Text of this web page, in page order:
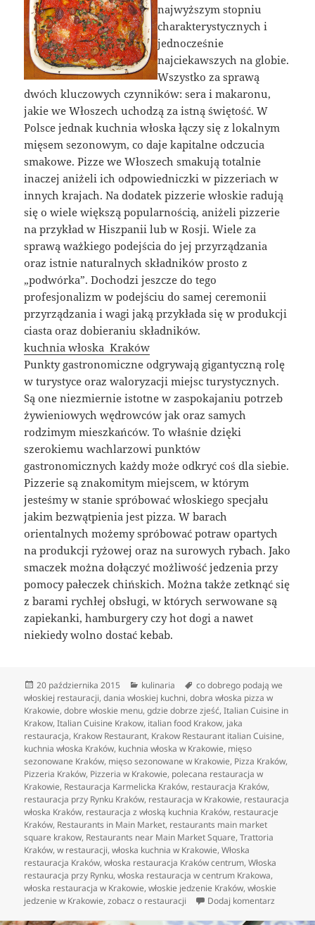
najwyższym stopniu
charakterystycznych i
jednocześnie
najciekawszych na globie.
Wszystko za sprawą
dwóch kluczowych czynników: sera i makaronu,
jakie we Włoszech uchodzą za istną świętość. W
Polsce jednak kuchnia włoska łączy się z lokalnym
mięsem sezonowym, co daje kapitalne odczucia
smakowe. Pizze we Włoszech smakują totalnie
inaczej aniżeli ich odpowiedniczki w pizzeriach w
innych krajach. Na dodatek pizzerie włoskie radują
się o wiele większą popularnością, aniżeli pizzerie
na przykład w Hiszpanii lub w Rosji. Wiele za
sprawą ważkiego podejścia do jej przyrządzania
oraz istnie naturalnych składników prosto z
„podwórka”. Dochodzi jeszcze do tego
profesjonalizm w podejściu do samej ceremonii
przyrządzania i wagi jaką przykłada się w produkcji
ciasta oraz dobieraniu składników.
kuchnia włoska Kraków
Punkty gastronomiczne odgrywają gigantyczną rolę
w turystyce oraz waloryzacji miejsc turystycznych.
Są one niezmiernie istotne w zaspokajaniu potrzeb
żywieniowych wędrowców jak oraz samych
rodzimym mieszkańców. To właśnie dzięki
szerokiemu wachlarzowi punktów
gastronomicznych każdy może odkryć coś dla siebie.
Pizzerie są znakomitym miejscem, w którym
jesteśmy w stanie spróbować włoskiego specjału
jakim bezwątpienia jest pizza. W barach
orientalnych możemy spróbować potraw opartych
na produkcji ryżowej oraz na surowych rybach. Jako
smaczek można dołączyć możliwość jedzenia przy
pomocy pałeczek chińskich. Można także zetknąć się
z barami rychłej obsługi, w których serwowane są
zapiekanki, hamburgery czy hot dogi a nawet
niekiedy wolno dostać kebab.
Data
publikacji
20 października 2015 Kategorie
kulinaria Tagi
co dobrego podają we
włoskiej restauracji,dania włoskiej kuchni,dobra włoska pizza w
Krakowie,dobre włoskie menu,gdzie dobrze zjeść,Italian Cuisine in
Krakow,Italian Cuisine Krakow, italian food Krakow, jaka
restauracja, Krakow Restaurant, Krakow Restaurant italian Cuisine,
kuchnia włoska Kraków, kuchnia włoska w Krakowie, mięso
sezonowane Kraków, mięso sezonowane w Krakowie, Pizza Kraków,
Pizzeria Kraków, Pizzeria w Krakowie, polecana restauracja w
Krakowie, Restauracja Karmelicka Kraków, restauracja Kraków,
restauracja przy Rynku Kraków, restauracja w Krakowie, restauracja
włoska Kraków, restauracja z włoską kuchnia Kraków, restauracje
Kraków, Restaurants in Main Market, restaurants main market
square krakow, Restaurants near Main Market Square,Trattoria
Kraków,w restauracji,włoska kuchnia w Krakowie,Włoska
restauracja Kraków,włoska restauracja Kraków centrum,Włoska
restauracja przy Rynku,włoska restauracja w centrum Krakowa,
włoska restauracja w Krakowie,włoskie jedzenie Kraków,włoskie
jedzenie w Krakowie,zobacz o restauracji Dodaj komentarz